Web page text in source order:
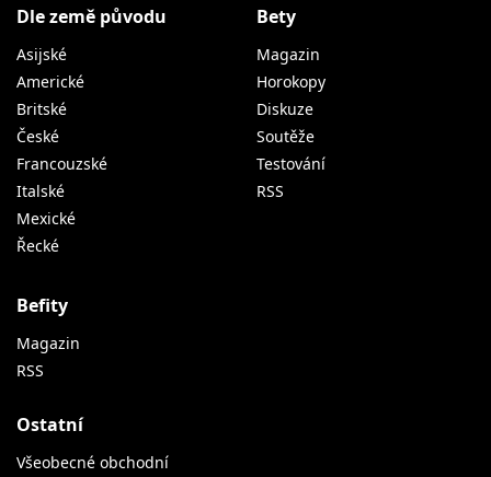
Dle země původu
Asijské
Americké
Britské
České
Francouzské
Italské
Mexické
Řecké
Bety
Magazin
Horokopy
Diskuze
Soutěže
Testování
RSS
Befity
Magazin
RSS
Ostatní
Všeobecné obchodní